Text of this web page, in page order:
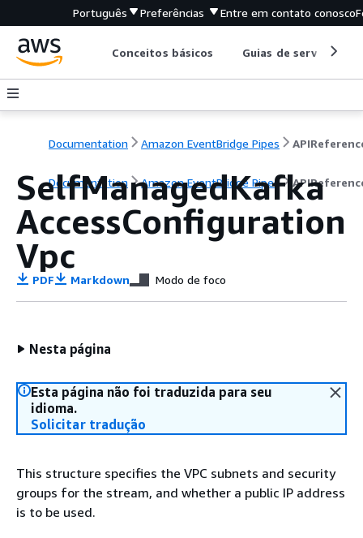
Português Preferências Entre em contato conosco
Conceitos básicos Guias de serviço
Documentation Amazon EventBridge Pipes
Documentation Amazon EventBridge Pipes
SelfManagedKafka
AccessConfiguration
Vpc
PDF Markdown Modo de foco
Nesta página
Esta página não foi traduzida para seu
idioma.
Solicitar tradução
This structure specifies the VPC subnets and security
groups for the stream, and whether a public IP address
is to be used.